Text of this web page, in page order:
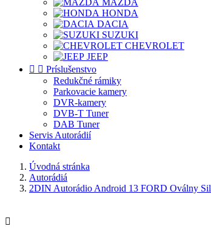
HONDA
DACIA
SUZUKI
CHEVROLET
JEEP
  Príslušenstvo
Redukčné rámiky
Parkovacie kamery
DVR-kamery
DVB-T Tuner
DAB Tuner
Servis Autorádií
Kontakt
Úvodná stránka
Autorádiá
2DIN Autorádio Android 13 FORD Oválny
